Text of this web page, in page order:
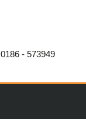
0186 - 573949